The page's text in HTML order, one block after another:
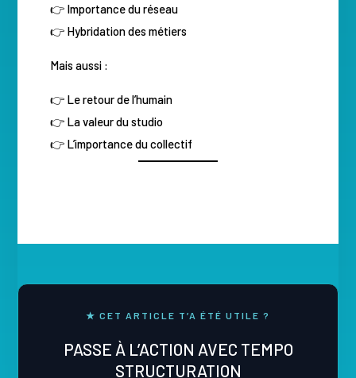
👉 Importance du réseau
👉 Hybridation des métiers
Mais aussi :
👉 Le retour de l’humain
👉 La valeur du studio
👉 L’importance du collectif
★ CET ARTICLE T’A ÉTÉ UTILE ?
PASSE À L’ACTION AVEC TEMPO
STRUCTURATION